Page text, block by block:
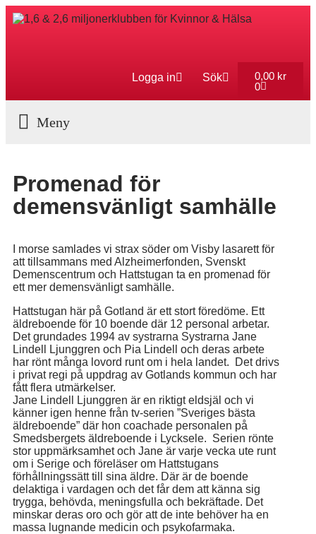
Logga in Sök 0,00 kr
0
Promenad för
demensvänligt samhälle
I morse samlades vi strax söder om Visby lasarett för
att tillsammans med Alzheimerfonden, Svenskt
Demenscentrum och Hattstugan ta en promenad för
ett mer demensvänligt samhälle.
Hattstugan här på Gotland är ett stort föredöme. Ett
äldreboende för 10 boende där 12 personal arbetar.
Det grundades 1994 av systrarna Systrarna Jane
Lindell Ljunggren och Pia Lindell och deras arbete
har rönt många lovord runt om i hela landet. Det drivs
i privat regi på uppdrag av Gotlands kommun och har
fått flera utmärkelser.
Jane Lindell Ljunggren är en riktigt eldsjäl och vi
känner igen henne från tv-serien ”Sveriges bästa
äldreboende” där hon coachade personalen på
Smedsbergets äldreboende i Lycksele. Serien rönte
stor uppmärksamhet och Jane är varje vecka ute runt
om i Serige och föreläser om Hattstugans
förhållningssätt till sina äldre. Där är de boende
delaktiga i vardagen och det får dem att känna sig
trygga, behövda, meningsfulla och bekräftade. Det
minskar deras oro och gör att de inte behöver ha en
massa lugnande medicin och psykofarmaka.